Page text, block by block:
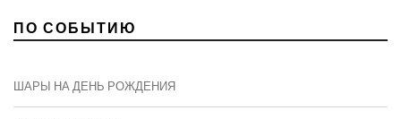
ПО СОБЫТИЮ
ШАРЫ НА ДЕНЬ РОЖДЕНИЯ